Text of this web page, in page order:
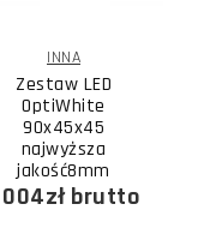
INNA
Zestaw LED
OptiWhite
90x45x45
najwyższa
jakość8mm
004złbrutto